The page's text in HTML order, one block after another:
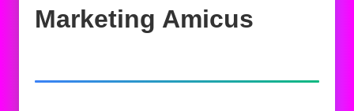
Marketing Amicus